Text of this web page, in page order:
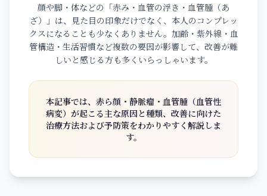
顔や脚・体などの「赤み・血管の浮き・血管腫（あ
ざ）」は、見た目の印象だけでなく、本人のコンプレッ
クスになることも少なくありません。加齢・紫外線・血
管構造・生活習慣など複数の要因が影響して、改善が難
しいと感じる方も多くいらっしゃいます。
本記事では、赤ら顔・静脈瘤・血管腫（血管性
病変）が起こる主な原因と種類、改善に向けた
治療方法および予防策をわかりやすく解説しま
す。